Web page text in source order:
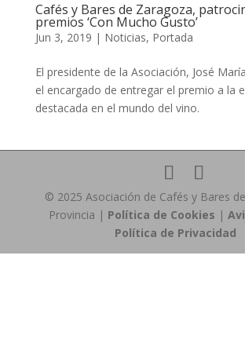
Cafés y Bares de Zaragoza,
premios ‘Con Mucho Gusto’
Jun 3, 2019 | Noticias, Portada
El presidente de la Asociación, José
el encargado de entregar el premio a la
destacada en el mundo del vino.
© 2025 Asociación de Cafés y Bares
Provincia | Política de Cookies |
Política de Privacidad